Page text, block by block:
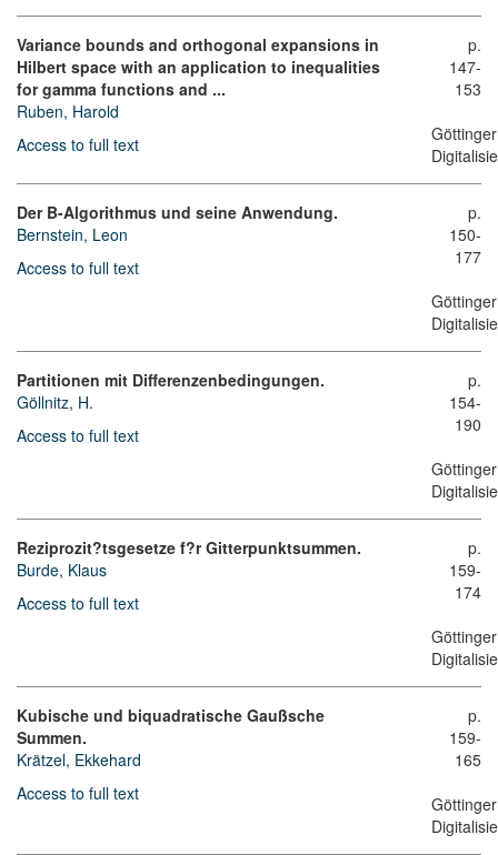
Variance bounds and orthogonal expansions in
Hilbert space with an application to inequalities
for gamma functions and ...
Ruben, Harold
Access to full text
p.
147-
153
Göttinger
Der B-Algorithmus und seine Anwendung.
Bernstein, Leon
Access to full text
p.
150-
177
Göttinger
Partitionen mit Differenzenbedingungen.
Göllnitz, H.
Access to full text
p.
154-
190
Göttinger
Reziprozit?tsgesetze f?r Gitterpunktsummen.
Burde, Klaus
Access to full text
p.
159-
174
Göttinger
Kubische und biquadratische Gaußsche
Summen.
Krätzel, Ekkehard
Access to full text
p.
159-
165
Göttinger